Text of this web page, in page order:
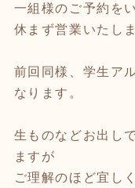
一組様のご予約を
休まず営業いたし
前回同様、学生ア
なります。
生ものなどお出し
ますが
ご理解のほど宜し